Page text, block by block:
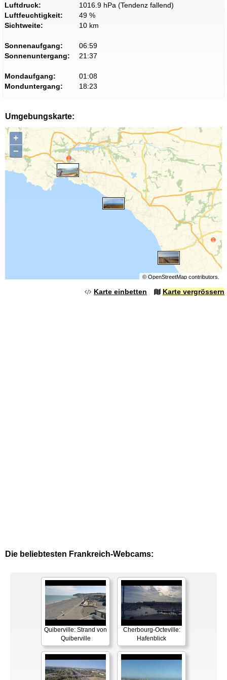
Luftdruck:
1016.9 hPa (Tendenz fallend)
Luftfeuchtigkeit:
49 %
Sichtweite:
10 km
Sonnenaufgang:
06:59
Sonnenuntergang:
21:37
Mondaufgang:
01:08
Monduntergang:
18:23
Umgebungskarte:
+
−
© OpenStreetMapcontributors.
Karte einbetten Karte vergrössern
Die beliebtesten Frankreich-Webcams:
Quiberville: Strand von
Quiberville
Cherbourg-Octeville:
Hafenblick